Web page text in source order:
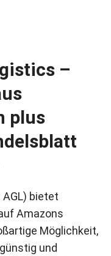
–
plus
bietet
Amazons
Möglichkeit,
und